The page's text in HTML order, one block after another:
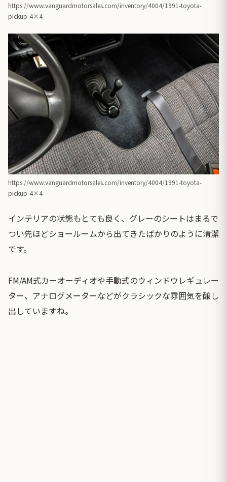
https://www.vanguardmotorsales.com/inventory/4004/1991-toyota-
pickup-4×4
https://www.vanguardmotorsales.com/inventory/4004/1991-toyota-
pickup-4×4
インテリアの状態もとても良く、グレーのシートはまるで
つい先ほどショールームから出てきたばかりのように清潔
です。
FM/AM式カーオーディオや手動式のウィンドウレギュレー
ター、アナログメーターなどがクラシックな雰囲気を醸し
出していますね。